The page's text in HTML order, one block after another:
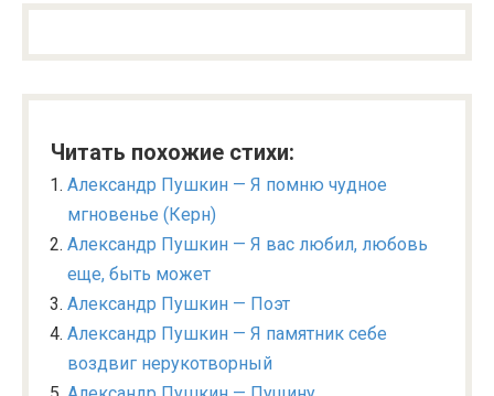
Читать похожие стихи:
Александр Пушкин — Я помню чудное
мгновенье (Керн)
Александр Пушкин — Я вас любил, любовь
еще, быть может
Александр Пушкин — Поэт
Александр Пушкин — Я памятник себе
воздвиг нерукотворный